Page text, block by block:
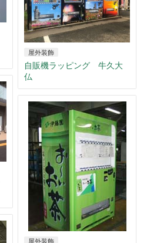
屋外装飾
自販機ラッピング 牛久大
仏
屋外装飾